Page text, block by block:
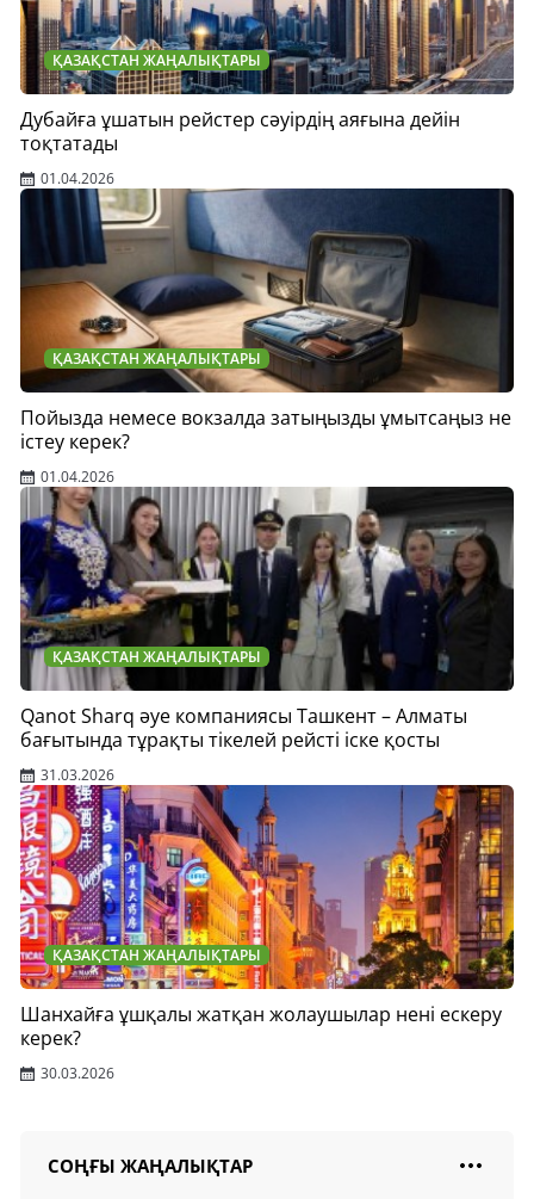
ҚАЗАҚСТАН ЖАҢАЛЫҚТАРЫ
Дубайға ұшатын рейстер сәуірдің аяғына дейін
тоқтатады
01.04.2026
ҚАЗАҚСТАН ЖАҢАЛЫҚТАРЫ
Пойызда немесе вокзалда затыңызды ұмытсаңыз не
істеу керек?
01.04.2026
ҚАЗАҚСТАН ЖАҢАЛЫҚТАРЫ
Qanot Sharq әуе компаниясы Ташкент – Алматы
бағытында тұрақты тікелей рейсті іске қосты
31.03.2026
ҚАЗАҚСТАН ЖАҢАЛЫҚТАРЫ
Шанхайға ұшқалы жатқан жолаушылар нені ескеру
керек?
30.03.2026
СОҢҒЫ ЖАҢАЛЫҚТАР